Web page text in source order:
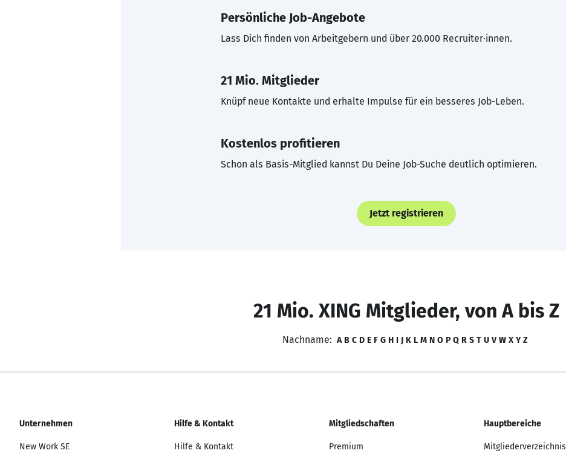
Persönliche Job-Angebote
Lass Dich finden von Arbeitgebern und über 20.000 Recruiter·innen.
21 Mio. Mitglieder
Knüpf neue Kontakte und erhalte Impulse für ein besseres Job-Leben.
Kostenlos profitieren
Schon als Basis-Mitglied kannst Du Deine Job-Suche deutlich optimieren.
Jetzt registrieren
21 Mio. XING Mitglieder, von A bis Z
Nachname: A B C D E F G H I J K L M N O P Q R S T U V W X Y Z
Unternehmen
New Work SE
Hilfe & Kontakt
Hilfe & Kontakt
Mitgliedschaften
Premium
Hauptbereiche
Mitgliederverzeichnis